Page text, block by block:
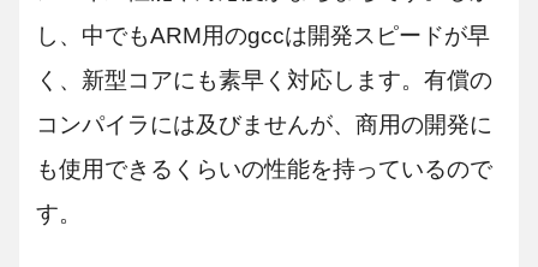
し、中でもARM用のgccは開発スピードが早
く、新型コアにも素早く対応します。有償の
コンパイラには及びませんが、商用の開発に
も使用できるくらいの性能を持っているので
す。